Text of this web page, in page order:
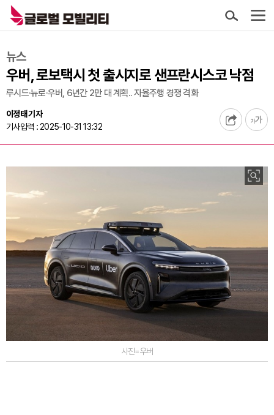
뉴스
우버, 로보택시 첫 출시지로 샌프란시스코 낙점
루시드·뉴로·우버, 6년간 2만 대 계획.. 자율주행 경쟁 격화
이정태 기자
기사입력 : 2025-10-31 13:32
사진=우버